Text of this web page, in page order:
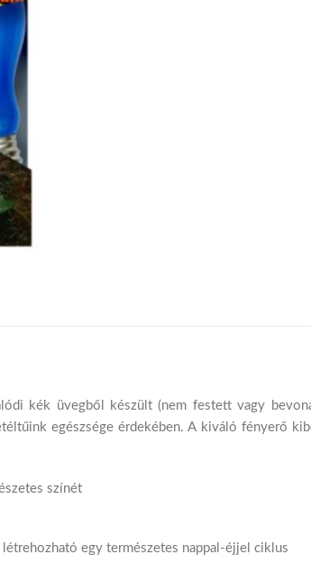
kék üvegből készült (nem festett vagy
egészsége érdekében. A kiváló fényerő
színét
egy természetes nappal-éjjel ciklus